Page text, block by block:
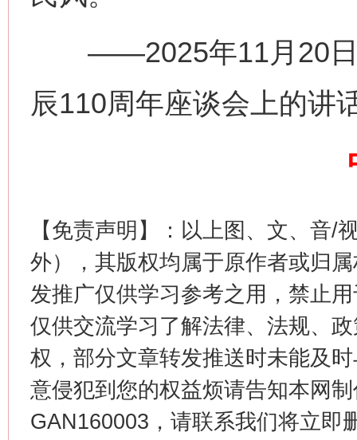
——2025年11月20日
辰110周年座谈会上的讲
【免责声明】：以上图、文、音/
外），其版权均属于原作者或归
发推广仅供学习参考之用，禁止
仅供交流学习了解法律、法规、
权，部分文章转发推送时未能及
意侵犯到您的权益烦请告知本网
GAN160003，请联系我们将立即
在谋一域中谋全局
今